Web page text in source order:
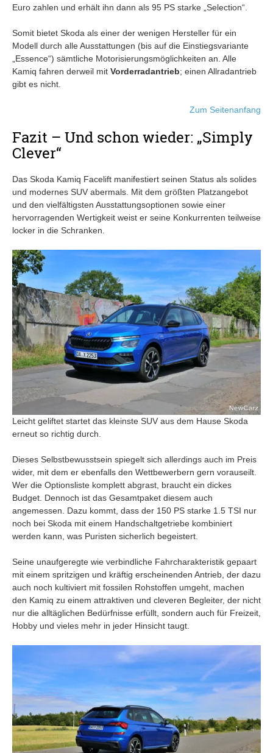
Euro zahlen und erhält ihn dann als 95 PS starke „Selection“.
Somit bietet Skoda als einer der wenigen Hersteller für ein
Modell durch alle Ausstattungen (bis auf die Einstiegsvariante
„Essence“) sämtliche Motorisierungsmöglichkeiten an. Alle
Kamiq fahren derweil mit Vorderradantrieb; einen Allradantrieb
gibt es nicht.
Zum Seitenanfang
Fazit – Und schon wieder: „Simply
Clever“
Das Skoda Kamiq Facelift manifestiert seinen Status als solides
und modernes SUV abermals. Mit dem größten Platzangebot
und den vielfältigsten Ausstattungsoptionen sowie einer
hervorragenden Wertigkeit weist er seine Konkurrenten teilweise
locker in die Schranken.
Leicht geliftet startet das kleinste SUV aus dem Hause Skoda
erneut so richtig durch.
Dieses Selbstbewusstsein spiegelt sich allerdings auch im Preis
wider, mit dem er ebenfalls den Wettbewerbern gern vorauseilt.
Wer die Optionsliste komplett abgrast, braucht ein dickes
Budget. Dennoch ist das Gesamtpaket diesem auch
angemessen. Dazu kommt, dass der 150 PS starke 1.5 TSI nur
noch bei Skoda mit einem Handschaltgetriebe kombiniert
werden kann, was Puristen sicherlich begeistert.
Seine unaufgeregte wie verbindliche Fahrcharakteristik gepaart
mit einem spritzigen und kräftig erscheinenden Antrieb, der dazu
auch noch kultiviert mit fossilen Rohstoffen umgeht, machen
den Kamiq zu einem attraktiven und cleveren Begleiter, der nicht
nur die alltäglichen Bedürfnisse erfüllt, sondern auch für Freizeit,
Hobby und vieles mehr in jeder Hinsicht taugt.